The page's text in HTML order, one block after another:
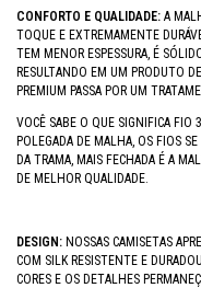
CONFORTO E QUALIDADE: A
TOQUE E EXTREMAMENTE
TEM MENOR ESPESSURA, É
RESULTANDO EM UM PRODUTO
PREMIUM PASSA POR UM
VOCÊ SABE O QUE SIGNIFICA FIO
POLEGADA DE MALHA, OS FIOS
DA TRAMA, MAIS FECHADA É A
DE MELHOR QUALIDADE.
DESIGN: NOSSAS CAMISETAS
COM SILK RESISTENTE E
CORES E OS DETALHES